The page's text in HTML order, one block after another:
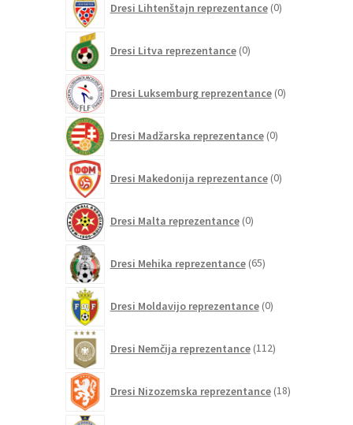
Dresi Lihtenštajn reprezentance 0izdelkov
Dresi Litva reprezentance 0izdelkov
Dresi Luksemburg reprezentance 0izdelkov
Dresi Madžarska reprezentance 0izdelkov
Dresi Makedonija reprezentance 0izdelkov
Dresi Malta reprezentance 0izdelkov
Dresi Mehika reprezentance 65izdelkov
Dresi Moldavijo reprezentance 0izdelkov
Dresi Nemčija reprezentance 112izdelkov
Dresi Nizozemska reprezentance 18izdelkov